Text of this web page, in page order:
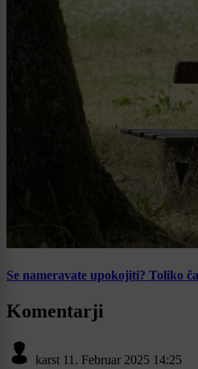
Se nameravate upokojiti? Toliko
Komentarji
karst 11. Februar 2025 14:25